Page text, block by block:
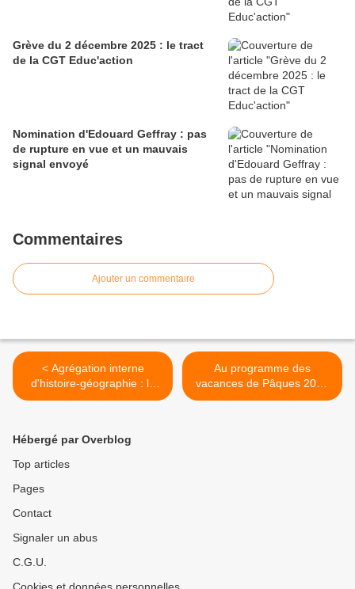
Grève du 2 décembre 2025 : le tract
de la CGT Educ'action
Nomination d'Edouard Geffray : pas
de rupture en vue et un mauvais
signal envoyé
Commentaires
Ajouter un commentaire
< Agrégation interne
d'histoire-géographie : le
programme de la session
Au programme des
vacances de Pâques 2016
>
Hébergé par Overblog
Top articles
Pages
Contact
Signaler un abus
C.G.U.